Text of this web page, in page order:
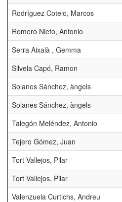
Rodríguez Cotelo, Marcos
Romero Nieto, Antonio
Serra Aixalà , Gemma
Silvela Capó, Ramon
Solanes Sánchez, àngels
Solanes Sánchez, àngels
Talegón Meléndez, Antonio
Tejero Gómez, Juan
Tort Vallejos, Pilar
Tort Vallejos, Pilar
Valenzuela Curtichs, Andreu